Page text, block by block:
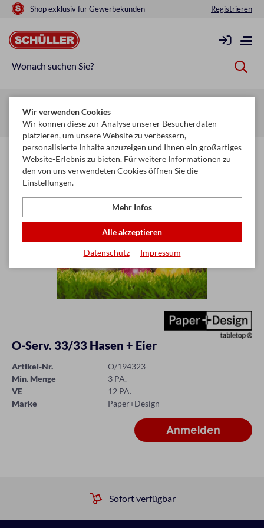
Shop exklusiv für Gewerbekunden Registrieren
Startseite
O-Serv. 33/33 Hasen + Eier
Artikel-Nr.
O/194323
Min. Menge
3 PA.
VE
12 PA.
Marke
Paper+Design
Sofort verfügbar
Wir verwenden Cookies
Wir können diese zur Analyse unserer Besucherdaten
platzieren, um unsere Website zu verbessern,
personalisierte Inhalte anzuzeigen und Ihnen ein großartiges
Website-Erlebnis zu bieten. Für weitere Informationen zu
den von uns verwendeten Cookies öffnen Sie die
Einstellungen.
Mehr Infos
Alle akzeptieren
Datenschutz Impressum